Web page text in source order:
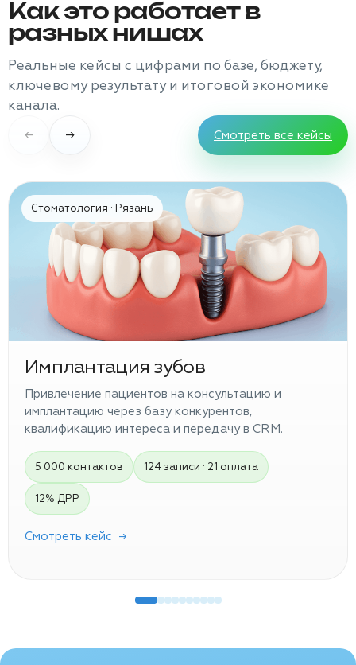
Как это работает в
разных нишах
Реальные кейсы с цифрами по базе, бюджету,
ключевому результату и итоговой экономике
канала.
← → Смотреть все кейсы
Стоматология · Рязань
Имплантация зубов
Привлечение пациентов на консультацию и
имплантацию через базу конкурентов,
квалификацию интереса и передачу в CRM.
5 000 контактов 124 записи · 21 оплата
12% ДРР
Смотреть кейс